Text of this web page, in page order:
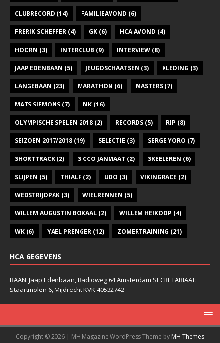
CLUBRECORD (14) FAMILIEAVOND (6)
FRERIK SCHEFFER (4) GK (6) HCA AVOND (4)
HOORN (3) INTERCLUB (9) INTERVIEW (8)
JAAP EDENBAAN (5) JEUGDSCHAATSEN (3) KLEDING (3)
LANGEBAAN (23) MARATHON (6) MASTERS (7)
MATS SIEMONS (7) NK (16)
OLYMPISCHE SPELEN 2018 (2) RECORDS (5) RIP (8)
SEIZOEN 2017/2018 (19) SELECTIE (3) SERGE YORO (7)
SHORTTRACK (2) SICCO JANMAAT (2) SKEELEREN (6)
SLIJPEN (5) THIALF (2) UDO (3) VIKINGRACE (2)
WEDSTRIJDPAK (3) WIELRENNEN (5)
WILLEM AUGUSTIN BOKAAL (2) WILLEM HEIKOOP (4)
WK (6) YAEL PRENGER (12) ZOMERTRAINING (21)
HCA GEGEVENS
BAAN: Jaap Edenbaan, Radioweg 64 Amsterdam SECRETARIAAT:
Staartmolen 6, Mijdrecht KVK 40532742
Copyright © 2026 | MH Magazine WordPress Theme by MH Themes